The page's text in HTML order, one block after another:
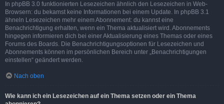
In phpBB 3.0 funktionierten Lesezeichen ähnlich den Lesezeichen in Web-
Browsern: du bekamst keine Informationen bei einem Update. In phpBB 3.1
ähneln Lesezeichen mehr einem Abonnement: du kannst eine
Benachrichtigung erhalten, wenn ein Thema aktualisiert wird. Abonnements
hingegen informieren dich bei einer Aktualisierung eines Themas oder eines
Forums des Boards. Die Benachrichtigungsoptionen für Lesezeichen und
Abonnements können im persönlichen Bereich unter „Benachrichtigungen
einstellen“ geändert werden.
Nach oben
Wie kann ich ein Lesezeichen auf ein Thema setzen oder ein Thema